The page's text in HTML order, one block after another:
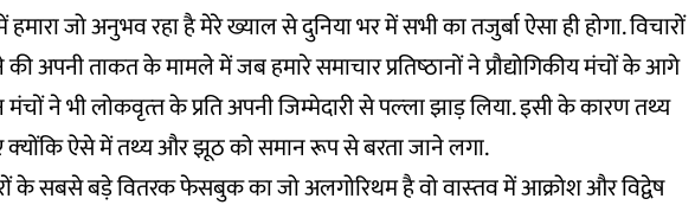
जो अनुभव रहा है मेरे ख्याल से दुनिया भर में सभी का तजुर्बा ऐसा ही होगा. विचारों
की अपनी ताकत के मामले में जब हमारे समाचार प्रतिष्‍ठानों ने प्रौद्योगिकीय मंचों के आगे
ने भी लोकवृत्‍त के प्रति अपनी जिम्‍मेदारी से पल्‍ला झाड़ लिया. इसी के कारण तथ्‍य
ऐसे में तथ्‍य और झूठ को समान रूप से बरता जाने लगा.
के सबसे बड़े वितरक फेसबुक का जो अलगोरिथम है वो वास्‍तव में आक्रोश और विद्वेष